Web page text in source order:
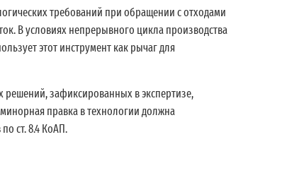
требований при обращении с отходами
В условиях непрерывного цикла производства
этот инструмент как рычаг для
решений, зафиксированных в экспертизе,
правка в технологии должна
ст. 8.4 КоАП.